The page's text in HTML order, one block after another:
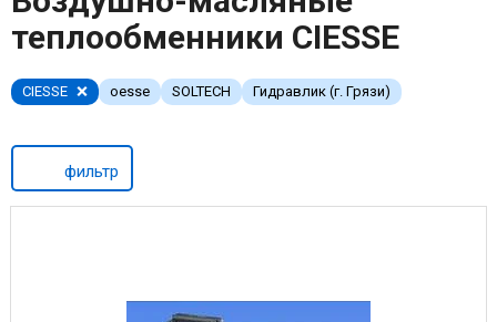
теплообменники CIESSE
CIESSE oesse SOLTECH Гидравлик (г. Грязи)
фильтр